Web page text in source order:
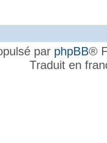
par phpBB®
Traduit en